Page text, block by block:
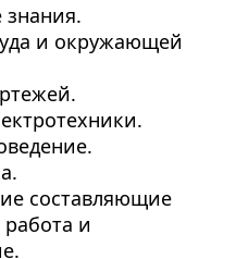
знания.
и окружающей
составляющие
и